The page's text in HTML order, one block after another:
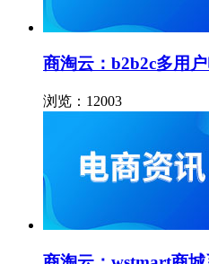
商淘云：b2b2c多用
浏览：12003